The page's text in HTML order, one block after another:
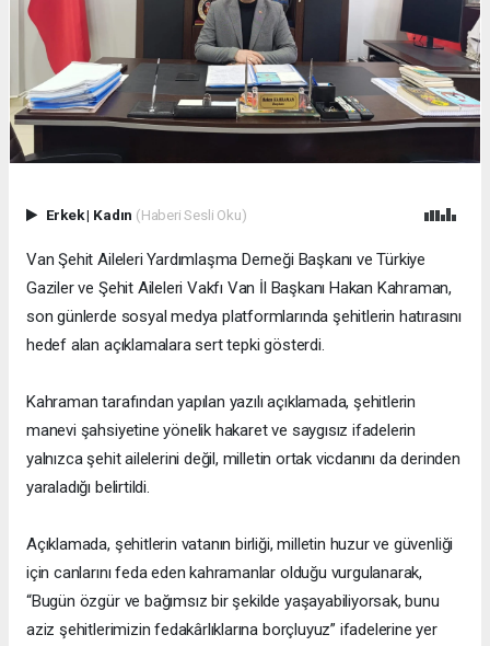
Erkek| Kadın (Haberi Sesli Oku)
Van Şehit Aileleri Yardımlaşma Derneği Başkanı ve Türkiye
Gaziler ve Şehit Aileleri Vakfı Van İl Başkanı Hakan Kahraman,
son günlerde sosyal medya platformlarında şehitlerin hatırasını
hedef alan açıklamalara sert tepki gösterdi.
Kahraman tarafından yapılan yazılı açıklamada, şehitlerin
manevi şahsiyetine yönelik hakaret ve saygısız ifadelerin
yalnızca şehit ailelerini değil, milletin ortak vicdanını da derinden
yaraladığı belirtildi.
Açıklamada, şehitlerin vatanın birliği, milletin huzur ve güvenliği
için canlarını feda eden kahramanlar olduğu vurgulanarak,
“Bugün özgür ve bağımsız bir şekilde yaşayabiliyorsak, bunu
aziz şehitlerimizin fedakârlıklarına borçluyuz” ifadelerine yer